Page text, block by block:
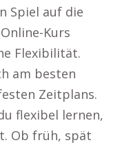
Spiel auf die
Kurs
Flexibilität.
am besten
Zeitplans.
flexibel lernen,
Ob früh, spät